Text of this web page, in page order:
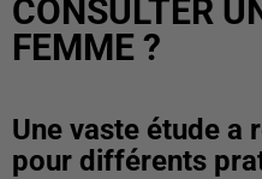
CONSULTER
FEMME ?
Une vaste étude a
pour différents